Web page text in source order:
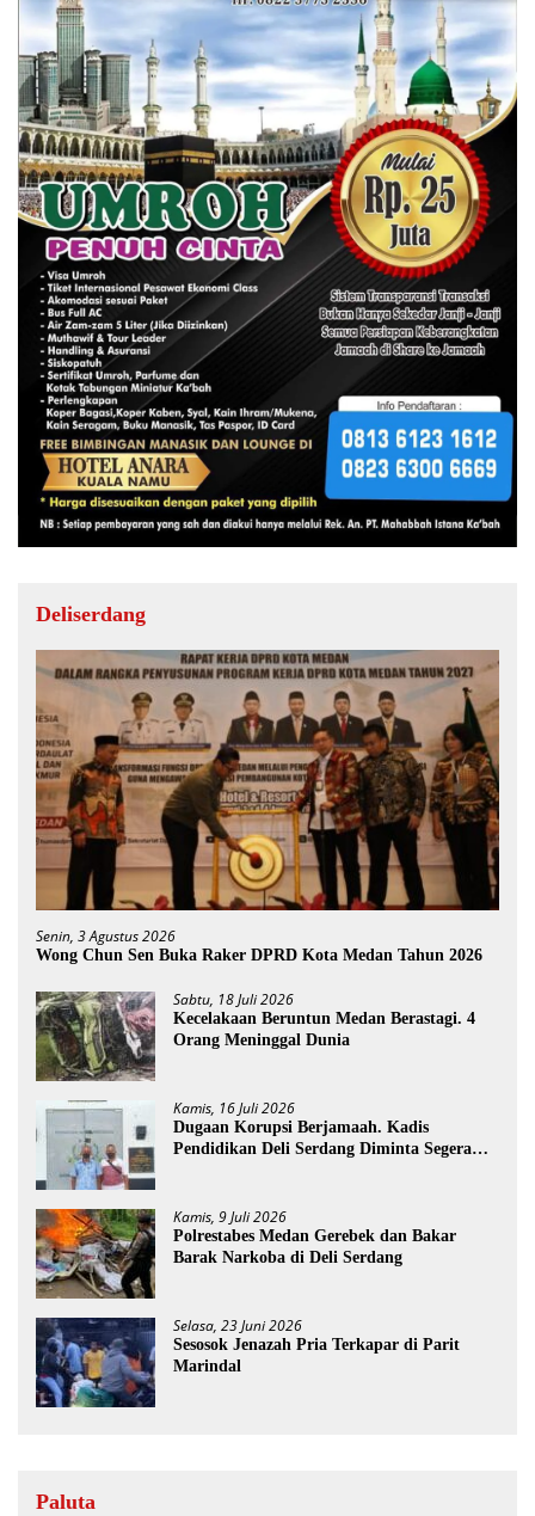
Deliserdang
Senin, 3 Agustus 2026
Wong Chun Sen Buka Raker DPRD Kota Medan Tahun 2026
Sabtu, 18 Juli 2026
Kecelakaan Beruntun Medan Berastagi. 4
Orang Meninggal Dunia
Kamis, 16 Juli 2026
Dugaan Korupsi Berjamaah. Kadis
Pendidikan Deli Serdang Diminta Segera
Kamis, 9 Juli 2026
Polrestabes Medan Gerebek dan Bakar
Barak Narkoba di Deli Serdang
Selasa, 23 Juni 2026
Sesosok Jenazah Pria Terkapar di Parit
Marindal
Paluta